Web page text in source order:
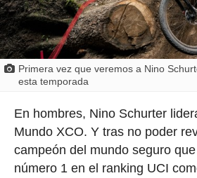
Primera vez que veremos a Nino
esta temporada
En hombres, Nino Schurter
Mundo XCO. Y tras no poder
campeón del mundo seguro
número 1 en el ranking UCI